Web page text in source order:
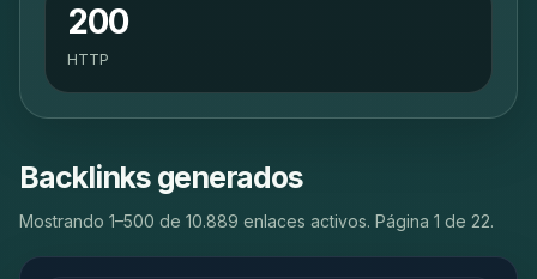
200
HTTP
Backlinks generados
Mostrando 1–500 de 10.889 enlaces activos. Página 1 de 22.